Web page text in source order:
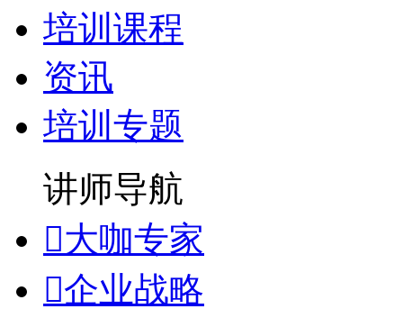
培训课程
资讯
培训专题
讲师导航
大咖专家
企业战略